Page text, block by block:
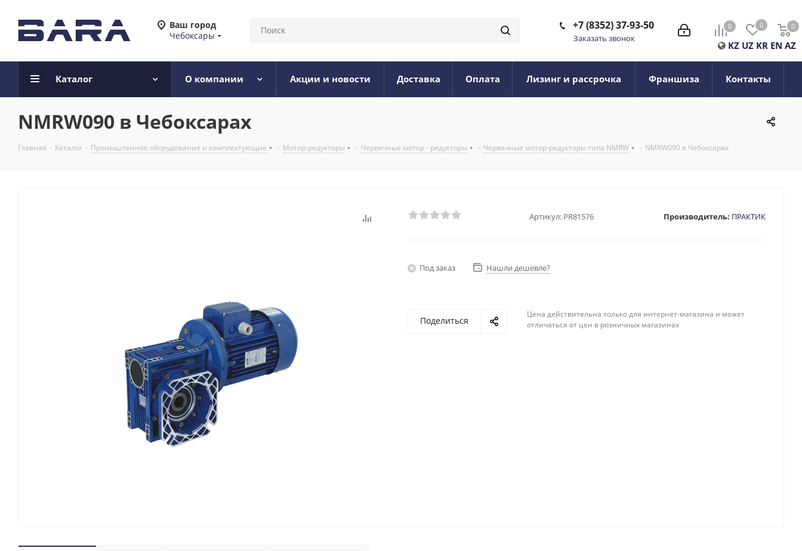
Ваш город
Чебоксары
0 0 0
0
KZ UZ KR EN AZ
+7 (8352) 37-93-50
Заказать звонок
Каталог О компании Акции и новости Доставка Оплата Лизинг и рассрочка Франшиза Контакты
NMRW090 в Чебоксарах
Главная - Каталог - Промышленное оборудование и комплектующие - Мотор-редукторы - Червячные мотор - редукторы - Червячные мотор-редукторы типа NMRW - NMRW090 в Чебоксарах
Артикул: PR81576 Производитель: ПРАКТИК
Под заказ Нашли дешевле?
Поделиться
Цена действительна только для интернет-магазина и может
отличаться от цен в розничных магазинах